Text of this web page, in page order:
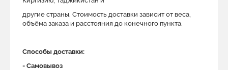
другие страны. Стоимость доставки зависит от веса,
объёма заказа и расстояния до конечного пункта.
Способы доставки:
- Самовывоз